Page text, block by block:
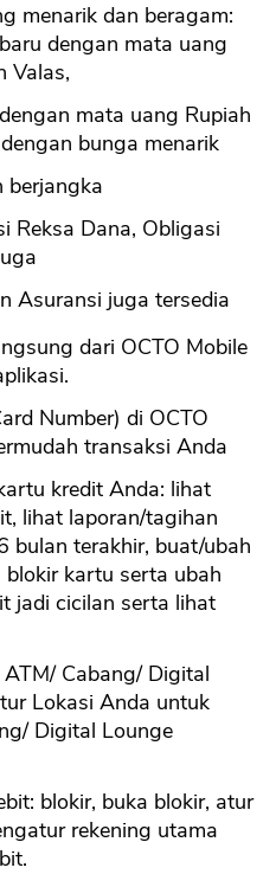
menarik dan beragam:
dengan mata uang
Valas,
mata uang Rupiah
bunga menarik
berjangka
Reksa Dana, Obligasi
Asuransi juga tersedia
dari OCTO Mobile
Number) di OCTO
transaksi Anda
kredit Anda: lihat
lihat laporan/tagihan
bulan terakhir, buat/ubah
blokir kartu serta ubah
jadi cicilan serta lihat
Cabang/ Digital
Lokasi Anda untuk
Digital Lounge
blokir, buka blokir, atur
rekening utama